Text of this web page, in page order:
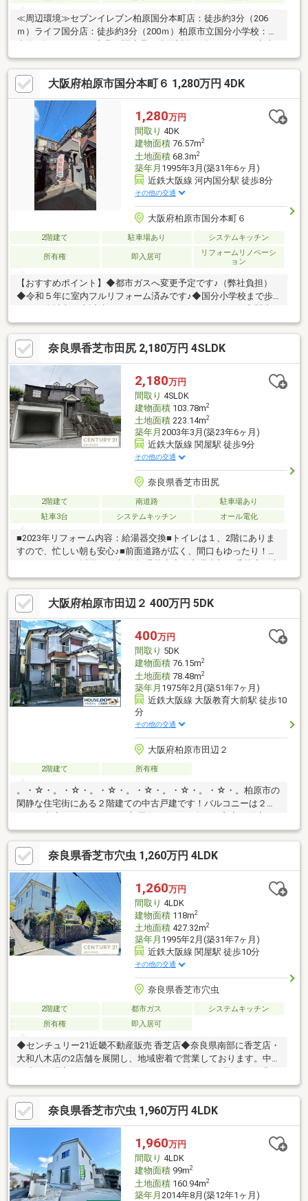
≪周辺環境≫セブンイレブン柏原国分本町店：徒歩約3分（206
ｍ）ライフ国分店：徒歩約3分（200ｍ）柏原市立国分小学校：徒
物件のお問い合わせは、FUKUYA八尾店までお願い致します◆Ｆ
ＵＫＵＹＡ八尾店はアリオ南東側フコク生命ビルの１階です。お
電話、メール、ご来店随時受付中です。これから売り出し予定の
情報も豊富にございますのでまずはご希望条件をお聞かせくださ
い。住宅ローン相談リフォーム相談可能です。他にもネット掲載
ができない非公開物件もございますので八尾市でお探しの方はま
ずはお問合せ下さい。
大阪府柏原市国分本町６ 1,280万円 4DK
1,280万円
間取り 4DK
建物面積76.57m2
土地面積68.3m2
築年月 1995年3月(築31年6ヶ月)
近鉄大阪線 河内国分駅 徒歩8分
その他の交通
大阪府柏原市国分本町６
2階建て 駐車場あり システムキッチン
所有権 即入居可
リフォームリノベーシ
ョン
【おすすめポイント】◆都市ガスへ変更予定です♪（弊社負担）
◆令和５年に室内フルリフォーム済みです♪◆国分小学校まで歩
ると小学校が見えるので、通学安心♪【当社について】・大阪市内
／守口市／寝屋川市／枚方市エリアを主に取り扱っておりま
す。・その他エリアもお取り扱い可能ですのでお気軽にご相談下
さい♪・お客様のライフスタイルに合わせた接客が得意です♪・お
電話以外にも、メール、SMS、LINEなど柔軟にご対応いたしま
す！・ご不安点ゼロを目標に接客を心掛けています！・気さくで
とっても話しやすいスタッフが揃っていますので、初めて
奈良県香芝市田尻 2,180万円 4SLDK
2,180万円
間取り 4SLDK
建物面積103.78m2
土地面積223.14m2
築年月 2003年3月(築23年6ヶ月)
近鉄大阪線 関屋駅 徒歩9分
その他の交通
奈良県香芝市田尻
2階建て 南道路
駐車場あり
駐車3台
システムキッチン オール電化
■2023年リフォーム内容：給湯器交換■トイレは１、2階にありま
すので、忙しい朝も安心♪■前面道路が広く、間口もゆったり！◆
和八木店の2店舗を展開し、地域密着で営業しております。中古戸
建のご購入にあわせて、リフォームのご相談やお見積り、プラン
ニングにも対応し、ご入居後の暮らしに合わせた住まいづくりを
サポートいたします。センチュリー21のネットワークと情報力を
活かし、ご購入後のアフターサービスまで安心して進めていただ
けるようサポートいたします。
大阪府柏原市田辺２ 400万円 5DK
400万円
間取り 5DK
建物面積76.15m2
土地面積78.48m2
築年月 1975年2月(築51年7ヶ月)
近鉄大阪線 大阪教育大前駅 徒歩10
分
その他の交通
大阪府柏原市田辺２
2階建て 所有権
。・☆・。・☆・。・☆・。・☆・。・☆・。・☆・。柏原市の
閑静な住宅街にある２階建ての中古戸建です！バルコニーは２面
ちらのお部屋もございます♪最寄りの近鉄大阪線「大阪教育大前」
駅までは徒歩１０分となっております！近くには図書館やコンビ
ニ、教育施設等があります。「河内国分」駅前にはスーパーマー
ケットライフもあり１００円均一も入っていますのでとても便利
♪・柏原市立国分小学校・柏原市立国分中学校。・☆・。・
☆・。・☆・。・☆・。・☆・。・☆・。
奈良県香芝市穴虫 1,260万円 4LDK
1,260万円
間取り 4LDK
建物面積118m2
土地面積427.32m2
築年月 1995年2月(築31年7ヶ月)
近鉄大阪線 関屋駅 徒歩10分
その他の交通
奈良県香芝市穴虫
2階建て 都市ガス
システムキッチン
所有権
即入居可
◆センチュリー21近畿不動産販売 香芝店◆奈良県南部に香芝店・
大和八木店の2店舗を展開し、地域密着で営業しております。中古
ンニングにも対応し、ご入居後の暮らしに合わせた住まいづくり
をサポートいたします。センチュリー21のネットワークと情報力
を活かし、ご購入後のアフターサービスまで安心して進めていた
だけるようサポートいたします。◆住まいづくりに関することな
ら何でもお気軽にご相談ください◆
奈良県香芝市穴虫 1,960万円 4LDK
1,960万円
間取り 4LDK
建物面積99m2
土地面積160.94m2
築年月 2014年8月(築12年1ヶ月)